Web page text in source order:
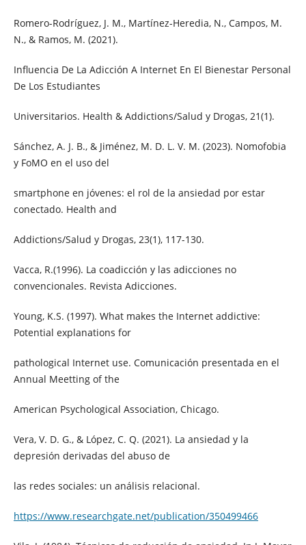
Romero-Rodríguez, J. M., Martínez-Heredia, N., Campos, M.
N., & Ramos, M. (2021).
Influencia De La Adicción A Internet En El Bienestar Personal
De Los Estudiantes
Universitarios. Health & Addictions/Salud y Drogas, 21(1).
Sánchez, A. J. B., & Jiménez, M. D. L. V. M. (2023). Nomofobia
y FoMO en el uso del
smartphone en jóvenes: el rol de la ansiedad por estar
conectado. Health and
Addictions/Salud y Drogas, 23(1), 117-130.
Vacca, R.(1996). La coadicción y las adicciones no
convencionales. Revista Adicciones.
Young, K.S. (1997). What makes the Internet addictive:
Potential explanations for
pathological Internet use. Comunicación presentada en el
Annual Meetting of the
American Psychological Association, Chicago.
Vera, V. D. G., & López, C. Q. (2021). La ansiedad y la
depresión derivadas del abuso de
las redes sociales: un análisis relacional.
https://www.researchgate.net/publication/350499466